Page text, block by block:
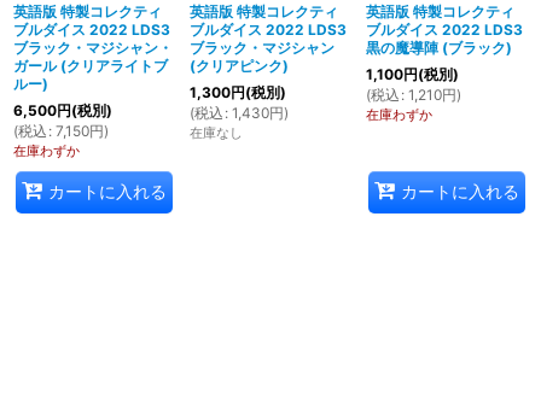
英語版 特製コレクティ
ブルダイス 2022 LDS3
ブラック・マジシャン・
ガール (クリアライトブ
ルー)
6,500円(税別)
(税込 : 7,150円)
在庫わずか
カートに入れる
英語版 特製コレクティ
ブルダイス 2022 LDS3
ブラック・マジシャン
(クリアピンク)
1,300円(税別)
(税込 : 1,430円)
在庫なし
英語版 特製コレクティ
ブルダイス 2022 LDS3
黒の魔導陣 (ブラック)
1,100円(税別)
(税込 : 1,210円)
在庫わずか
カートに入れる